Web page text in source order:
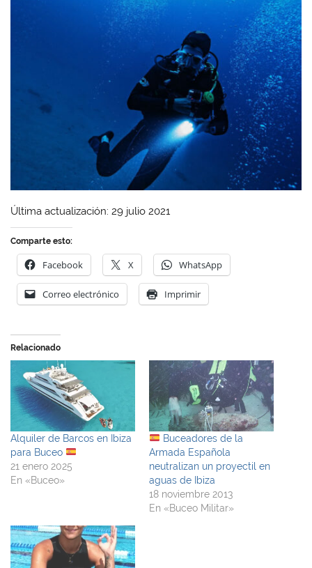
Última actualización: 29 julio 2021
Comparte esto:
Facebook X WhatsApp
Correo electrónico Imprimir
Relacionado
Alquiler de Barcos en Ibiza
para Buceo
21 enero 2025
En «Buceo»
Buceadores de la
Armada Española
neutralizan un proyectil en
aguas de Ibiza
18 noviembre 2013
En «Buceo Militar»